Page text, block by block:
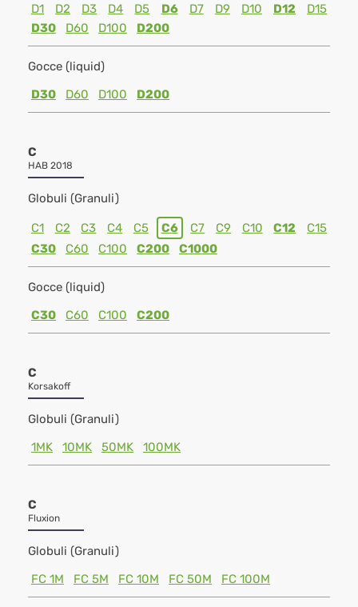
D1
D2 D3 D4 D5 D6 D7 D9 D10 D12
D15
D30
D60 D100 D200
Gocce (liquid)
D30
D60 D100 D200
C
HAB 2018
Globuli (Granuli)
C1 C2 C3 C4 C5 C6 C7 C9 C10 C12
C15
C30
C60 C100 C200 C1000
Gocce (liquid)
C30
C60 C100 C200
C
Korsakoff
Globuli (Granuli)
1MK
10MK 50MK 100MK
C
Fluxion
Globuli (Granuli)
FC 1M
FC 5M FC 10M FC 50M FC 100M